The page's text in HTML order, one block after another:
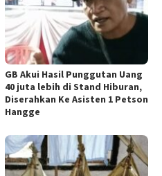
GB Akui Hasil Punggutan Uang
40 juta lebih di Stand Hiburan,
Diserahkan Ke Asisten 1 Petson
Hangge